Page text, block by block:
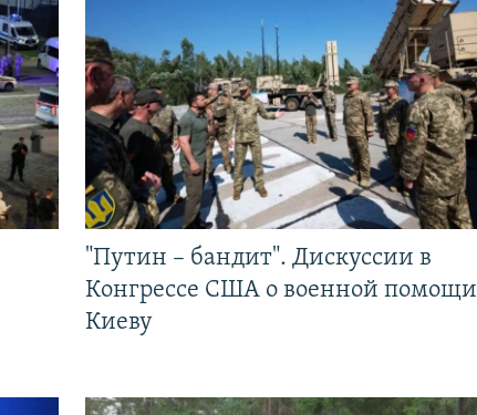
"Путин – бандит". Дискуссии в
Конгрессе США о военной помощи
Киеву